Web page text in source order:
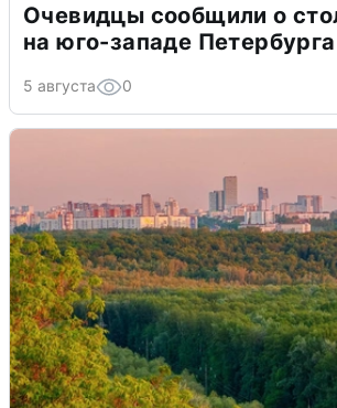
Очевидцы сообщили о
на юго-западе Петербурга
5 августа 0